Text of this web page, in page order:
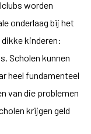
worden
onderlaag bij het
kinderen:
Scholen kunnen
heel fundamenteel
van die problemen
krijgen geld